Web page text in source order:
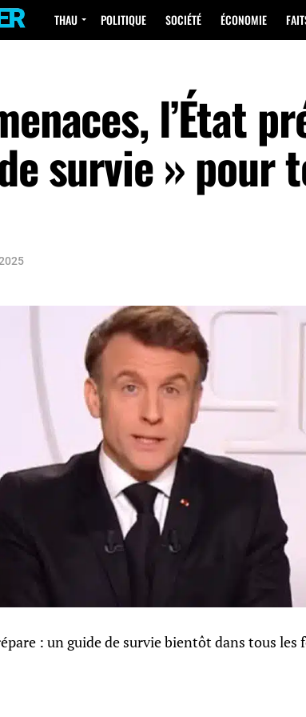
THAU POLITIQUE SOCIÉTÉ ÉCONOMIE
l’État
survie » pour
: un guide de survie bientôt dans tous les